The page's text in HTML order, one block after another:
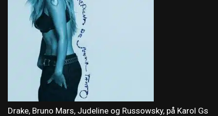
Drake, Bruno Mars, Judeline og Russowsky, på Karol Gs